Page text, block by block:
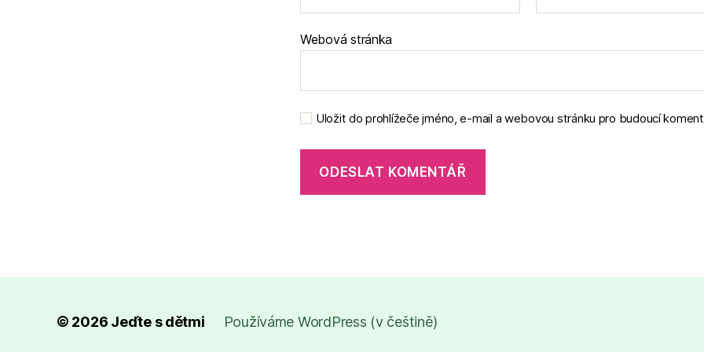
Webová stránka
Uložit do prohlížeče jméno, e-mail a webovou stránku pro budoucí
© 2026 Jeďte s dětmi Používáme WordPress (v češtině)